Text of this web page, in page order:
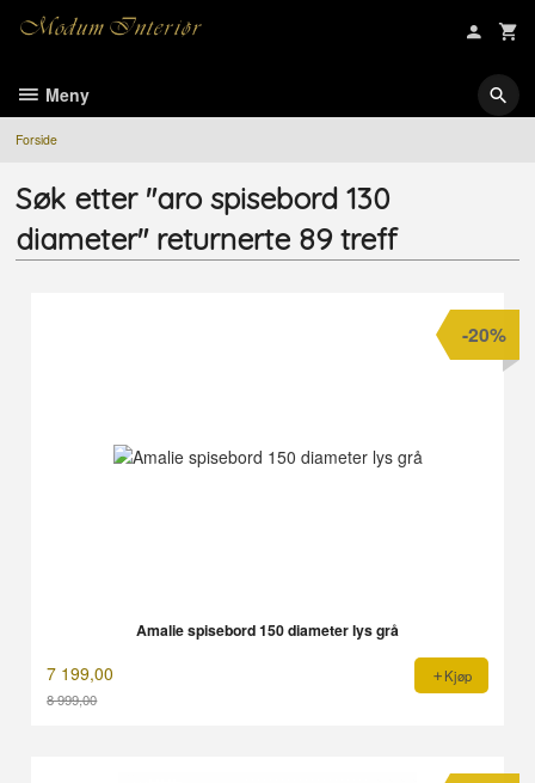
Meny
Forside
Søk etter "aro spisebord 130
diameter" returnerte 89 treff
Amalie spisebord 150 diameter lys grå
7 199,00
8 999,00
-20%
Kjøp